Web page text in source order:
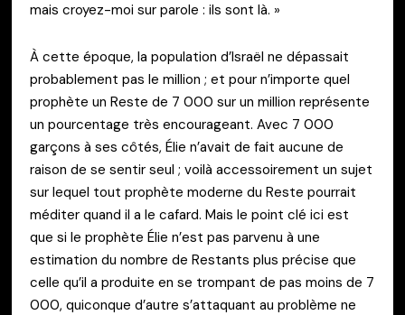
mais croyez-moi sur parole : ils sont là. »
À cette époque, la population d’Israël ne dépassait
probablement pas le million ; et pour n’importe quel
prophète un Reste de 7 000 sur un million représente
un pourcentage très encourageant. Avec 7 000
garçons à ses côtés, Élie n’avait de fait aucune de
raison de se sentir seul ; voilà accessoirement un sujet
sur lequel tout prophète moderne du Reste pourrait
méditer quand il a le cafard. Mais le point clé ici est
que si le prophète Élie n’est pas parvenu à une
estimation du nombre de Restants plus précise que
celle qu’il a produite en se trompant de pas moins de 7
000, quiconque d’autre s’attaquant au problème ne